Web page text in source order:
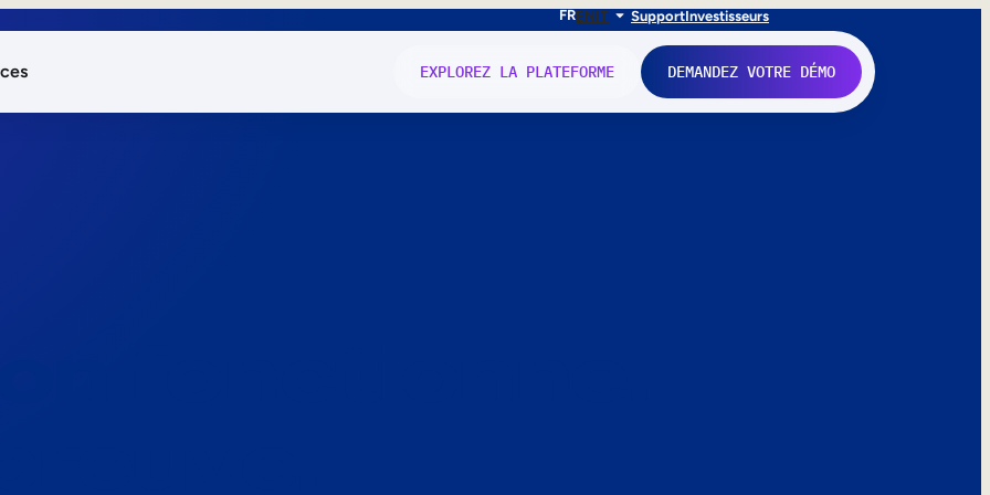
FRENIT SupportInvestisseurs
EXPLOREZ LA PLATEFORME DEMANDEZ VOTRE DÉMO